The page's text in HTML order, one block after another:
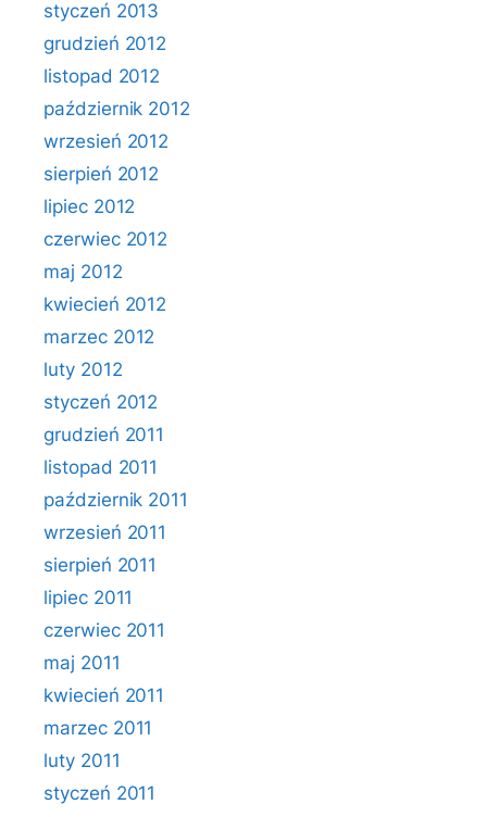
styczeń 2013
grudzień 2012
listopad 2012
październik 2012
wrzesień 2012
sierpień 2012
lipiec 2012
czerwiec 2012
maj 2012
kwiecień 2012
marzec 2012
luty 2012
styczeń 2012
grudzień 2011
listopad 2011
październik 2011
wrzesień 2011
sierpień 2011
lipiec 2011
czerwiec 2011
maj 2011
kwiecień 2011
marzec 2011
luty 2011
styczeń 2011